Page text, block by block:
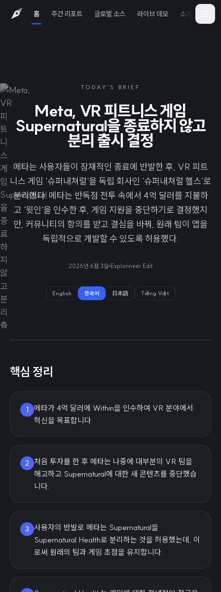
홈 주간 리포트 글로벌 소스 라이브 데모 소개
TODAY'S BRIEF
Meta, VR 피트니스 게임
Supernatural을 종료하지 않고
분리 출시 결정
메타는 사용자들이 잠재적인 종료에 반발한 후, VR 피트
니스 게임 '슈퍼내쳐럴'을 독립 회사인 '슈퍼내쳐럴 헬스'로
분리했다. 메타는 반독점 전투 속에서 4억 달러를 지불하
고 '윗인'을 인수한 후, 게임 지원을 중단하기로 결정했지
만, 커뮤니티의 항의를 받고 결심을 바꿔, 원래 팀이 앱을
독립적으로 개발할 수 있도록 허용했다.
2026년 6월 3일 Explorineer Edit
English 한국어 日本語 Tiếng Việt
핵심 정리
1
메타가 4억 달러에 Within을 인수하여 VR 분야에서
혁신을 목표합니다.
2
처음 투자를 한 후 메타는 나중에 대부분의 VR 팀을
해고하고 Supernatural에 대한 새 콘텐츠를 중단했습
니다.
3
사용자의 반발로 메타는 Supernatural을
Supernatural Health로 분리하는 것을 허용했는데, 이
로써 원래의 팀과 게임 초점을 유지합니다.